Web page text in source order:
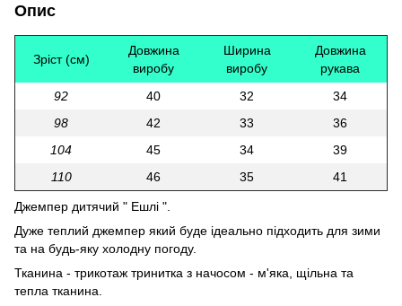
Опис
Зріст (см)
Довжина
виробу
Ширина
виробу
Довжина
рукава
92
40 32
34
98
42 33
36
104
45 34
39
110
46 35 41
Джемпер дитячий " Ешлі ".
Дуже теплий джемпер який буде ідеально підходить для зими
та на будь-яку холодну погоду.
Тканина - трикотаж тринитка з начосом - м'яка, щільна та
тепла тканина.